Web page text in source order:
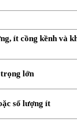
ít cồng kềnh và
trọng lớn
số lượng ít